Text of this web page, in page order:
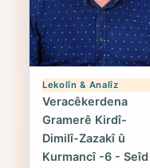
Lekolîn & Analîz
Veracêkerdena
Gramerê Kirdî-
Dimilî-Zazakî û
Kurmancî -6 - Seîd